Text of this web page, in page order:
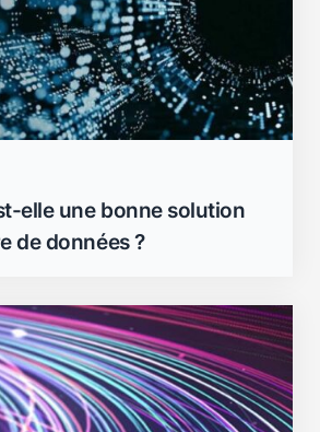
elle une bonne solution
de données ?